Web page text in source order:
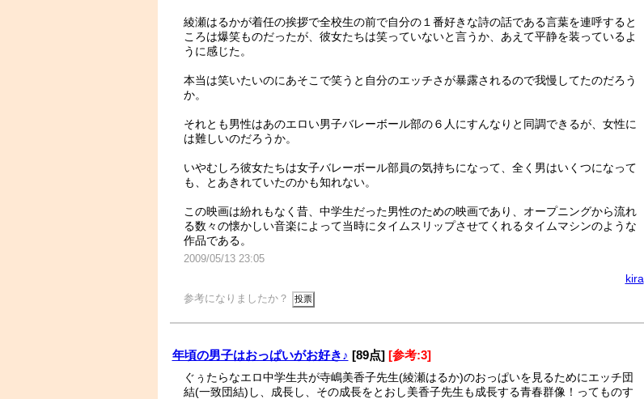
綾瀬はるかが着任の挨拶で全校生の前で自分の１番好きな詩の話である言葉を連呼すると
ころは爆笑ものだったが、彼女たちは笑っていないと言うか、あえて平静を装っているよ
うに感じた。
本当は笑いたいのにあそこで笑うと自分のエッチさが暴露されるので我慢してたのだろう
か。
それとも男性はあのエロい男子バレーボール部の６人にすんなりと同調できるが、女性に
は難しいのだろうか。
いやむしろ彼女たちは女子バレーボール部員の気持ちになって、全く男はいくつになって
も、とあきれていたのかも知れない。
この映画は紛れもなく昔、中学生だった男性のための映画であり、オープニングから流れ
る数々の懐かしい音楽によって当時にタイムスリップさせてくれるタイムマシンのような
作品である。
2009/05/13 23:05
kira
参考になりましたか？
年頃の男子はおっぱいがお好き♪ [89点] [参考:3]
ぐぅたらなエロ中学生共が寺嶋美香子先生(綾瀬はるか)のおっぱいを見るためにエッチ団
結(一致団結)し、成長し、その成長をとおし美香子先生も成長する青春群像！ってものす